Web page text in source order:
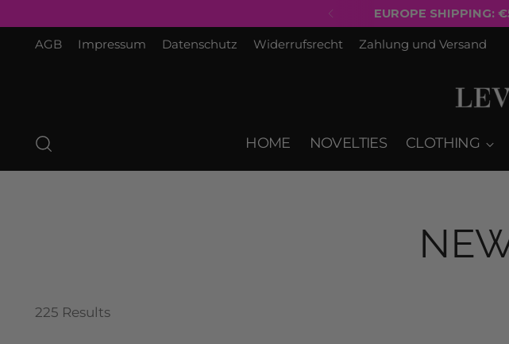
AGB Impressum Datenschutz Widerrufsrecht Zahlung und Versand
HOME NOVELTIES CLOTHING
EUROPE SHIPPING:
225 Results